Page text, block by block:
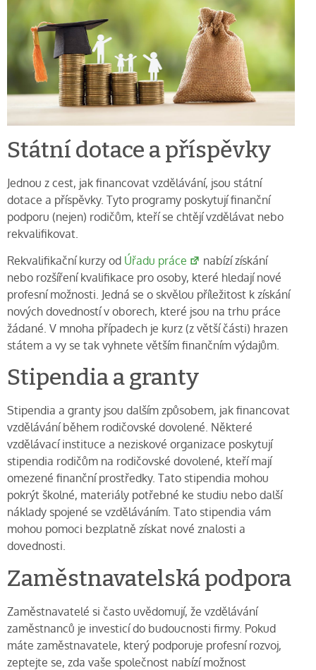
Státní dotace a příspěvky
Jednou z cest, jak financovat vzdělávání, jsou státní
dotace a příspěvky. Tyto programy poskytují finanční
podporu (nejen) rodičům, kteří se chtějí vzdělávat nebo
rekvalifikovat.
Rekvalifikační kurzy od Úřadu práce
nabízí získání
nebo rozšíření kvalifikace pro osoby, které hledají nové
profesní možnosti. Jedná se o skvělou příležitost k získání
nových dovedností v oborech, které jsou na trhu práce
žádané. V mnoha případech je kurz (z větší části) hrazen
státem a vy se tak vyhnete větším finančním výdajům.
Stipendia a granty
Stipendia a granty jsou dalším způsobem, jak financovat
vzdělávání během rodičovské dovolené. Některé
vzdělávací instituce a neziskové organizace poskytují
stipendia rodičům na rodičovské dovolené, kteří mají
omezené finanční prostředky. Tato stipendia mohou
pokrýt školné, materiály potřebné ke studiu nebo další
náklady spojené se vzděláváním. Tato stipendia vám
mohou pomoci bezplatně získat nové znalosti a
dovednosti.
Zaměstnavatelská podpora
Zaměstnavatelé si často uvědomují, že vzdělávání
zaměstnanců je investicí do budoucnosti firmy. Pokud
máte zaměstnavatele, který podporuje profesní rozvoj,
zeptejte se, zda vaše společnost nabízí možnost